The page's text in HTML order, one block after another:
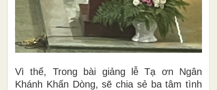
Vì thế, Trong bài giảng lễ Tạ ơn Ngân
Khánh Khấn Dòng, sẽ chia sẻ ba tâm tình